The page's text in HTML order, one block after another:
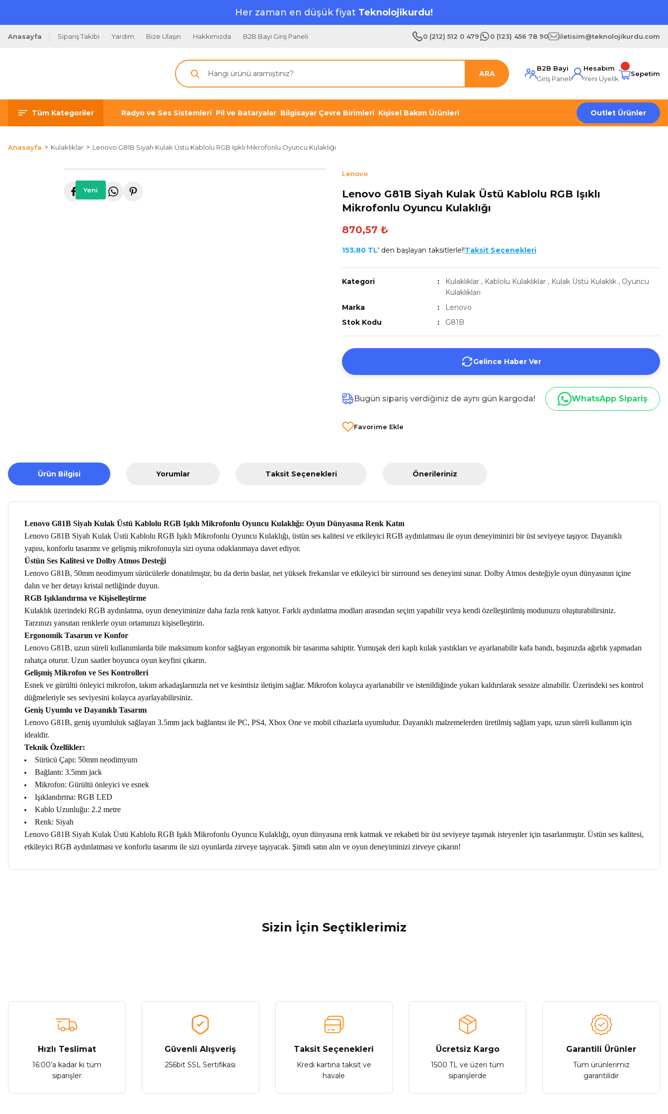
Her zaman en düşük fiyat Teknolojikurdu!
Anasayfa Sipariş Takibi Yardım Bize Ulaşın Hakkımızda B2B Bayi Giriş Paneli 0 (212) 512 0 479 0 (123) 456 78 90 iletisim@teknolojikurdu.com
ARA
B2B Bayi
Giriş Paneli
Hesabım
Yeni Üyelik
Sepetim
Tüm Kategoriler Radyo ve Ses Sistemleri Pil ve Bataryalar Bilgisayar Çevre Birimleri Kişisel Bakım Ürünleri Outlet Ürünler
Anasayfa Kulaklıklar Lenovo G81B Siyah Kulak Üstü Kablolu RGB Işıklı Mikrofonlu Oyuncu Kulaklığı
Yeni
Lenovo
Lenovo G81B Siyah Kulak Üstü Kablolu RGB Işıklı
Mikrofonlu Oyuncu Kulaklığı
870,57 ₺
153,80 TL' den başlayan taksitlerle!!Taksit Seçenekleri
Kategori Kulaklıklar , Kablolu Kulaklıklar , Kulak Üstü Kulaklık , Oyuncu
Kulaklıkları
Marka
Lenovo
Stok Kodu
G81B
Gelince Haber Ver
Bugün sipariş verdiğiniz de aynı gün kargoda! WhatsApp Sipariş
Ürün Bilgisi Yorumlar Taksit Seçenekleri Önerileriniz
Lenovo G81B Siyah Kulak Üstü Kablolu RGB Işıklı Mikrofonlu Oyuncu Kulaklığı: Oyun Dünyasına Renk Katın
Lenovo G81B Siyah Kulak Üstü Kablolu RGB Işıklı Mikrofonlu Oyuncu Kulaklığı, üstün ses kalitesi ve etkileyici RGB aydınlatması ile oyun deneyiminizi bir üst seviyeye taşıyor. Dayanıklı
yapısı, konforlu tasarımı ve gelişmiş mikrofonuyla sizi oyuna odaklanmaya davet ediyor.
Üstün Ses Kalitesi ve Dolby Atmos Desteği
Lenovo G81B, 50mm neodimyum sürücülerle donatılmıştır, bu da derin baslar, net yüksek frekanslar ve etkileyici bir surround ses deneyimi sunar. Dolby Atmos desteğiyle oyun dünyasının içine
dalın ve her detayı kristal netliğinde duyun.
RGB Işıklandırma ve Kişiselleştirme
Kulaklık üzerindeki RGB aydınlatma, oyun deneyiminize daha fazla renk katıyor. Farklı aydınlatma modları arasından seçim yapabilir veya kendi özelleştirilmiş modunuzu oluşturabilirsiniz.
Tarzınızı yansıtan renklerle oyun ortamınızı kişiselleştirin.
Ergonomik Tasarım ve Konfor
Lenovo G81B, uzun süreli kullanımlarda bile maksimum konfor sağlayan ergonomik bir tasarıma sahiptir. Yumuşak deri kaplı kulak yastıkları ve ayarlanabilir kafa bandı, başınızda ağırlık yapmadan
rahatça oturur. Uzun saatler boyunca oyun keyfini çıkarın.
Gelişmiş Mikrofon ve Ses Kontrolleri
Esnek ve gürültü önleyici mikrofon, takım arkadaşlarınızla net ve kesintisiz iletişim sağlar. Mikrofon kolayca ayarlanabilir ve istenildiğinde yukarı kaldırılarak sessize alınabilir. Üzerindeki ses kontrol
düğmeleriyle ses seviyesini kolayca ayarlayabilirsiniz.
Geniş Uyumlu ve Dayanıklı Tasarım
Lenovo G81B, geniş uyumluluk sağlayan 3.5mm jack bağlantısı ile PC, PS4, Xbox One ve mobil cihazlarla uyumludur. Dayanıklı malzemelerden üretilmiş sağlam yapı, uzun süreli kullanım için
idealdir.
Teknik Özellikler:
Sürücü Çapı: 50mm neodimyum
Bağlantı: 3.5mm jack
Mikrofon: Gürültü önleyici ve esnek
Işıklandırma: RGB LED
Kablo Uzunluğu: 2.2 metre
Renk: Siyah
Lenovo G81B Siyah Kulak Üstü Kablolu RGB Işıklı Mikrofonlu Oyuncu Kulaklığı, oyun dünyasına renk katmak ve rekabeti bir üst seviyeye taşımak isteyenler için tasarlanmıştır. Üstün ses kalitesi,
etkileyici RGB aydınlatması ve konforlu tasarımı ile sizi oyunlarda zirveye taşıyacak. Şimdi satın alın ve oyun deneyiminizi zirveye çıkarın!
Gönder
Sizin İçin Seçtiklerimiz
Stokta Yok Stokta Yok
Hızlı Teslimat
16:00’a kadar ki tüm
siparişler
Güvenli Alışveriş
256bit SSL Sertifikası
Taksit Seçenekleri
Kredi kartına taksit ve
havale
Ücretsiz Kargo
1500 TL ve üzeri tüm
siparişlerde
Garantili Ürünler
Tüm ürünlerimiz
garantilidir